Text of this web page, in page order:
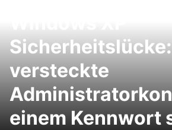
versteckte
einem Kennwort